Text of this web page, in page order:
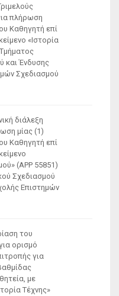
πλήρωση
Καθηγητή επί
«Ιστορία
και Ένδυσης
Σχεδιασμού
διάλεξη
μίας (1)
Καθηγητή επί
(ΑΡΡ 55851)
Σχεδιασμού
Επιστημών
του
ορισμό
για
με
Τέχνης»